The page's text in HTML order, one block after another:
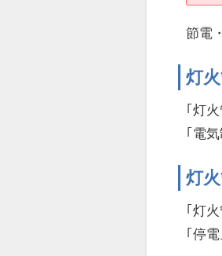
節電
灯
｢灯
｢電
灯
｢灯
｢停